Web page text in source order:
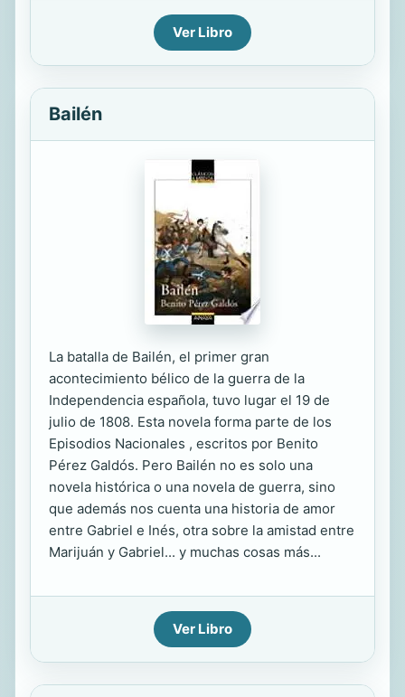
Ver Libro
Bailén
La batalla de Bailén, el primer gran
acontecimiento bélico de la guerra de la
Independencia española, tuvo lugar el 19 de
julio de 1808. Esta novela forma parte de los
Episodios Nacionales , escritos por Benito
Pérez Galdós. Pero Bailén no es solo una
novela histórica o una novela de guerra, sino
que además nos cuenta una historia de amor
entre Gabriel e Inés, otra sobre la amistad entre
Marijuán y Gabriel... y muchas cosas más...
Ver Libro